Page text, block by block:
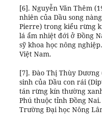
[6]. Nguyễn Văn Thêm
nhiên của Dầu song
Pierre) trong kiểu rừng
lá ẩm nhiệt đới ở Đồng
sỹ khoa học nông
Việt Nam.
[7]. Đào Thị Thùy
sinh của Dầu con rái
tán rừng kín thường
Phú thuộc tỉnh Đồng
Trường Đại học Nông